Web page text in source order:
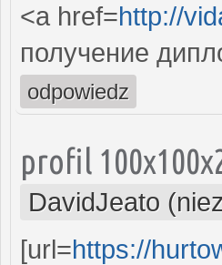
<a href=http://
получение
odpowiedz
profil
DavidJeato
[url=https://